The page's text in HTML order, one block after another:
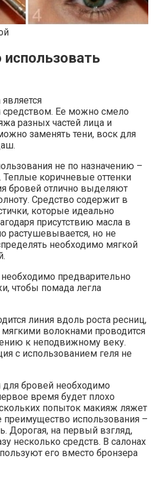
Ее можно смело
разных частей лица и
заменять тени, воск для
не по назначению –
Теплые коричневые оттенки
бровей отлично выделяют
Средство содержит в
которые идеально
присутствию масла в
растушевывается, но не
необходимо мягкой
предварительно
чтобы помада легла
линия вдоль роста ресниц,
волокнами проводится
к неподвижному веку.
с использованием геля не
бровей необходимо
время будет плохо
попыток макияж ляжет
преимущество использования –
Дорогая, на первый взгляд,
несколько средств. В салонах
его вместо бронзера